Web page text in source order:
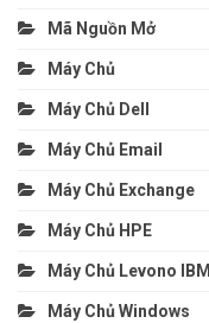
Mã Nguồn Mở
Máy Chủ
Máy Chủ Dell
Máy Chủ Email
Máy Chủ Exchange
Máy Chủ HPE
Máy Chủ Levono IBM
Máy Chủ Windows